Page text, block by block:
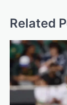
Related